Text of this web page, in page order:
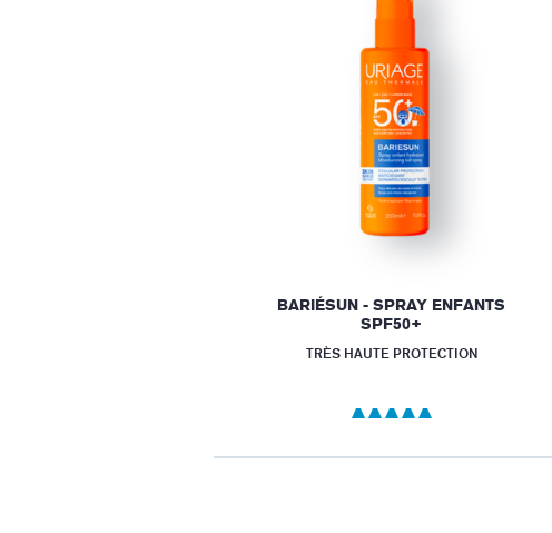
BARIÉSUN - SPRAY ENFANTS
SPF50+
TRÈS HAUTE PROTECTION